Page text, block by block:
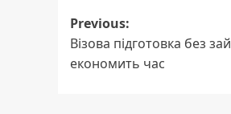
Post
navigation
Previous:
Візова підготовка без
економить час